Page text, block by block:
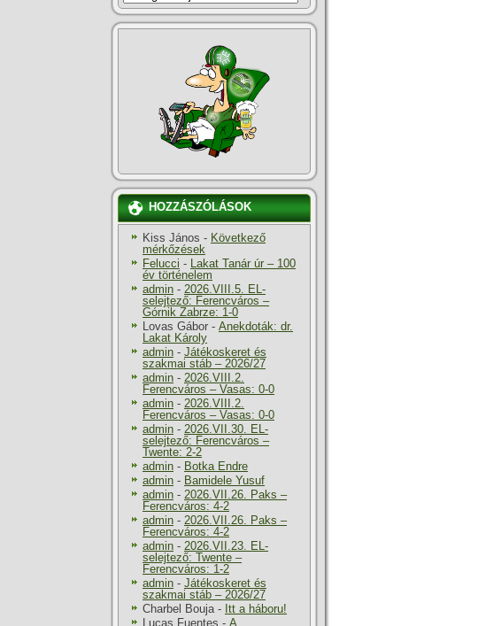
HOZZÁSZÓLÁSOK
Kiss János - Következő
mérkőzések
Felucci - Lakat Tanár úr – 100
év történelem
admin - 2026.VIII.5. EL-
selejtező: Ferencváros –
Górnik Zabrze: 1-0
Lovas Gábor - Anekdoták: dr.
Lakat Károly
admin - Játékoskeret és
szakmai stáb – 2026/27
admin - 2026.VIII.2.
Ferencváros – Vasas: 0-0
admin - 2026.VIII.2.
Ferencváros – Vasas: 0-0
admin - 2026.VII.30. EL-
selejtező: Ferencváros –
Twente: 2-2
admin - Botka Endre
admin - Bamidele Yusuf
admin - 2026.VII.26. Paks –
Ferencváros: 4-2
admin - 2026.VII.26. Paks –
Ferencváros: 4-2
admin - 2026.VII.23. EL-
selejtező: Twente –
Ferencváros: 1-2
admin - Játékoskeret és
szakmai stáb – 2026/27
Charbel Bouja- Itt a háboru!
Lucas Fuentes - A